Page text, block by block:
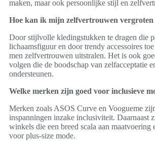
maken, maar ook persoonlijke stijl en
Hoe kan ik mijn zelfvertrouwen vergroten
Door stijlvolle kledingstukken te dragen die
lichaamsfiguur en door trendy accessoires
men zelfvertrouwen uitstralen. Het is ook
volgen die de boodschap van zelfacceptatie
ondersteunen.
Welke merken zijn goed voor inclusieve
Merken zoals ASOS Curve en Voogueme
inspanningen inzake inclusiviteit. Daarnaast
winkels die een breed scala aan maatvoering
voor plus-size mode.